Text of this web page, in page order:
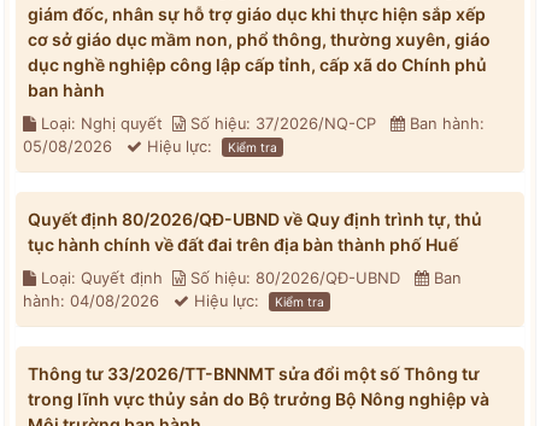
giám đốc, nhân sự hỗ trợ giáo dục khi thực hiện sắp xếp
cơ sở giáo dục mầm non, phổ thông, thường xuyên, giáo
dục nghề nghiệp công lập cấp tỉnh, cấp xã do Chính phủ
ban hành
Loại: Nghị quyết Số hiệu: 37/2026/NQ-CP
Ban hành:
05/08/2026
Hiệu lực: Kiểm tra
Quyết định 80/2026/QĐ-UBND về Quy định trình tự, thủ
tục hành chính về đất đai trên địa bàn thành phố Huế
Loại: Quyết định Số hiệu: 80/2026/QĐ-UBND
Ban
hành: 04/08/2026
Hiệu lực: Kiểm tra
Thông tư 33/2026/TT-BNNMT sửa đổi một số Thông tư
trong lĩnh vực thủy sản do Bộ trưởng Bộ Nông nghiệp và